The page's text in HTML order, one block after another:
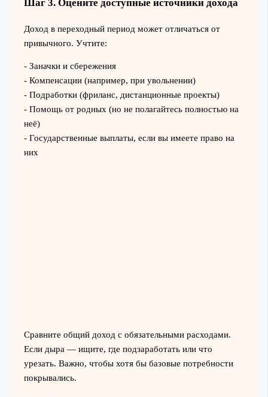
Шаг 3. Оцените доступные источники дохода
Доход в переходный период может отличаться от
привычного. Учтите:
- Заначки и сбережения
- Компенсации (например, при увольнении)
- Подработки (фриланс, дистанционные проекты)
- Помощь от родных (но не полагайтесь полностью на
неё)
- Государственные выплаты, если вы имеете право на
них
Сравните общий доход с обязательными расходами.
Если дыра — ищите, где подзаработать или что
урезать. Важно, чтобы хотя бы базовые потребности
покрывались.